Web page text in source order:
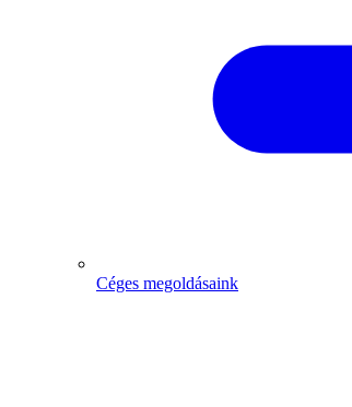
Céges megoldásaink